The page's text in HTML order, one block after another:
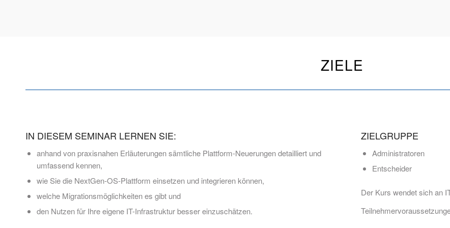
ZIELE
IN DIESEM SEMINAR LERNEN SIE:
anhand von praxisnahen Erläuterungen sämtliche Plattform-Neuerungen detailliert und
umfassend kennen,
wie Sie die NextGen-OS-Plattform einsetzen und integrieren können,
welche Migrationsmöglichkeiten es gibt und
den Nutzen für Ihre eigene IT-Infrastruktur besser einzuschätzen.
ZIELGRUPPE
Administratoren
Entscheider
Der Kurs wendet sich an